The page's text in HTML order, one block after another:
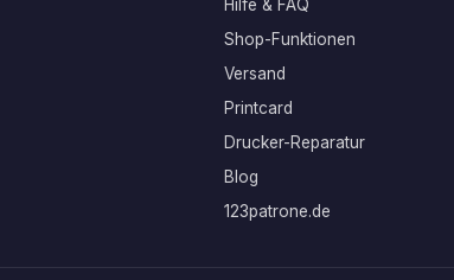
Hilfe & FAQ
Shop-Funktionen
Versand
Printcard
Drucker-Reparatur
Blog
123patrone.de